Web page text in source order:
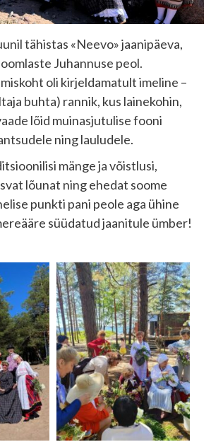
tähistas «Neevo» jaanipäeva,
Juhannuse peol.
oli kirjeldamatult imeline –
buhta) rannik, kus lainekohin,
lõid muinasjutulise fooni
ning lauludele.
mänge ja võistlusi,
lõunat ning ehedat soome
punkti pani peole aga ühine
süüdatud jaanitule ümber!